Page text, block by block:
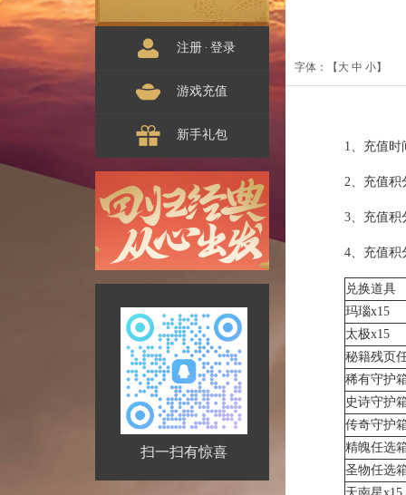
注册 · 登录
游戏充值
新手礼包
扫一扫有惊喜
字体：【 大 中 小】
1、充值时
2、充值
3、充值积
4、充值积
兑换道具
玛瑙x15
太极x15
秘籍残页
稀有守护
史诗守护
传奇守护
精魄任选
圣物任选